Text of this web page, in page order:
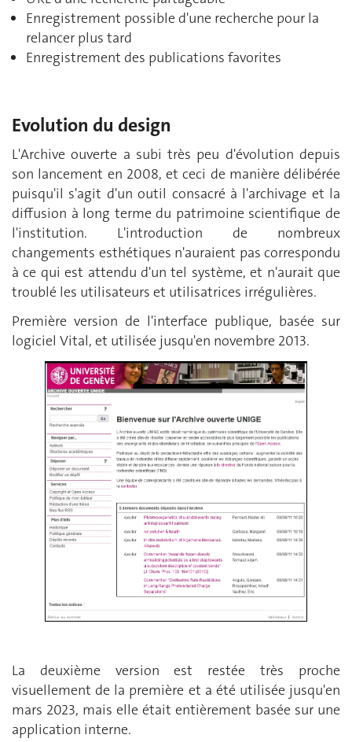
Enregistrement possible d'une recherche pour la
relancer plus tard
Enregistrement des publications favorites
Evolution du design
L'Archive ouverte a subi très peu d'évolution depuis
son lancement en 2008, et ceci de manière délibérée
puisqu'il s'agit d'un outil consacré à l'archivage et la
diffusion à long terme du patrimoine scientifique de
l'institution. L'introduction de nombreux
changements esthétiques n'auraient pas correspondu
à ce qui est attendu d'un tel système, et n'aurait que
troublé les utilisateurs et utilisatrices irrégulières.
Première version de l'interface publique, basée sur
logiciel Vital, et utilisée jusqu'en novembre 2013.
La deuxième version est restée très proche
visuellement de la première et a été utilisée jusqu'en
mars 2023, mais elle était entièrement basée sur une
application interne.